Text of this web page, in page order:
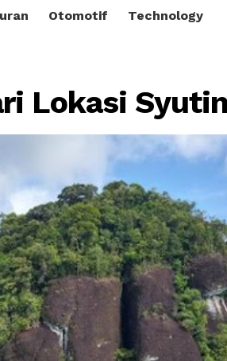
Otomotif Technology
Lokasi